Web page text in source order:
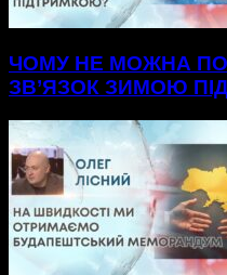
ЧОМУ НЕ МОЖНА
ЗВ’ЯЗОК ЗИМОЮ